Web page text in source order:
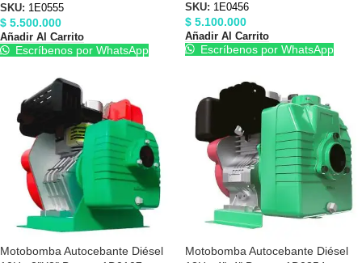
SKU: 1E0555
$ 5.500.000
Añadir Al Carrito
Escríbenos por WhatsApp
SKU: 1E0456
$ 5.100.000
Añadir Al Carrito
Escríbenos por WhatsApp
Motobomba Autocebante Diésel
Motobomba Autocebante Diésel